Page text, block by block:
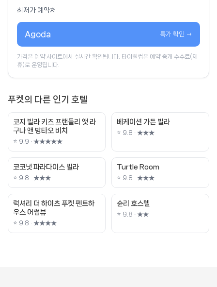
최저가 예약처
Agoda 특가 확인 →
가격은 예약 사이트에서 실시간 확인됩니다. 타이웰컴은 예약 중개 수수료(제
휴)로 운영됩니다.
푸켓의 다른 인기 호텔
코지 빌라 키즈 프랜들리 앳 라
구나 앤 방타오 비치
⭐ 9.9 · ★★★★★
베케이션 가든 빌라
⭐ 9.8 · ★★★
코코넛 파라다이스 빌라
⭐ 9.8 · ★★★
Turtle Room
⭐ 9.8 · ★★★
럭셔리 더 하이츠 푸켓 펜트하
우스 어썸뷰
⭐ 9.8 · ★★★★
슌리 호스텔
⭐ 9.8 · ★★